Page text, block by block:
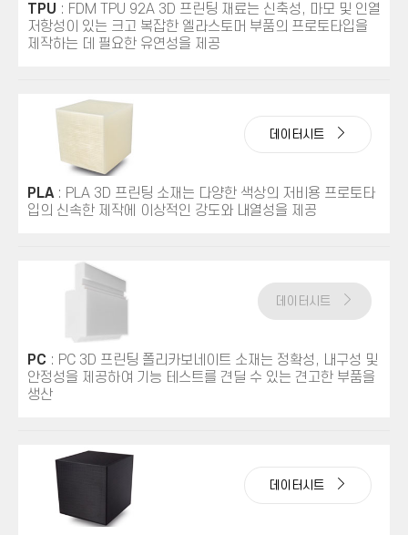
TPU : FDM TPU 92A 3D 프린팅 재료는 신축성, 마모 및 인열
저항성이 있는 크고 복잡한 엘라스토머 부품의 프로토타입을
제작하는 데 필요한 유연성을 제공
데이터시트
PLA : PLA 3D 프린팅 소재는 다양한 색상의 저비용 프로토타
입의 신속한 제작에 이상적인 강도와 내열성을 제공
데이터시트
PC : PC 3D 프린팅 폴리카보네이트 소재는 정확성, 내구성 및
안정성을 제공하여 기능 테스트를 견딜 수 있는 견고한 부품을
생산
데이터시트